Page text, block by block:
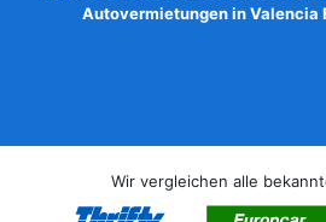
Autovermietungen in Valencia
Wir vergleichen alle